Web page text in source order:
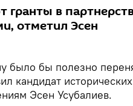
гранты в
отметил Эсен
было бы полезно
кандидат
Эсен Усубалиев.